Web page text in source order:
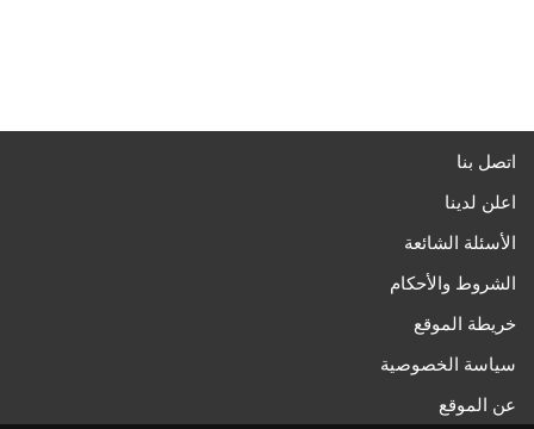
اتصل بنا
اعلن لدينا
الأسئلة الشائعة
الشروط والأحكام
خريطة الموقع
سياسة الخصوصية
عن الموقع